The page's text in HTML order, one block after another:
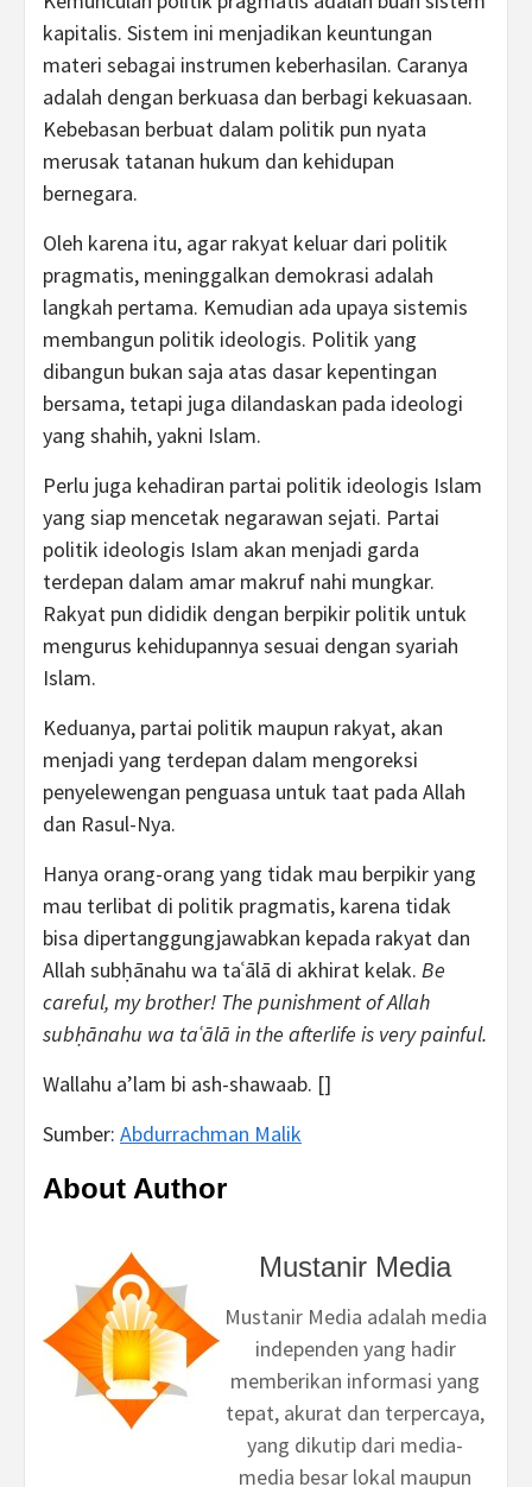
kapitalis. Sistem ini menjadikan keuntungan
materi sebagai instrumen keberhasilan. Caranya
adalah dengan berkuasa dan berbagi kekuasaan.
Kebebasan berbuat dalam politik pun nyata
merusak tatanan hukum dan kehidupan
bernegara.
Oleh karena itu, agar rakyat keluar dari politik
pragmatis, meninggalkan demokrasi adalah
langkah pertama. Kemudian ada upaya sistemis
membangun politik ideologis. Politik yang
dibangun bukan saja atas dasar kepentingan
bersama, tetapi juga dilandaskan pada ideologi
yang shahih, yakni Islam.
Perlu juga kehadiran partai politik ideologis Islam
yang siap mencetak negarawan sejati. Partai
politik ideologis Islam akan menjadi garda
terdepan dalam amar makruf nahi mungkar.
Rakyat pun dididik dengan berpikir politik untuk
mengurus kehidupannya sesuai dengan syariah
Islam.
Keduanya, partai politik maupun rakyat, akan
menjadi yang terdepan dalam mengoreksi
penyelewengan penguasa untuk taat pada Allah
dan Rasul-Nya.
Hanya orang-orang yang tidak mau berpikir yang
mau terlibat di politik pragmatis, karena tidak
bisa dipertanggungjawabkan kepada rakyat dan
Allah subḥānahu wa taʿālā di akhirat kelak. Be
careful, my brother! The punishment of Allah
subḥānahu wa taʿālā in the afterlife is very painful.
Wallahu a’lam bi ash-shawaab. []
Sumber: Abdurrachman Malik
About Author
Mustanir Media
Mustanir Media adalah media
independen yang hadir
memberikan informasi yang
tepat, akurat dan terpercaya,
yang dikutip dari media-
media besar lokal maupun